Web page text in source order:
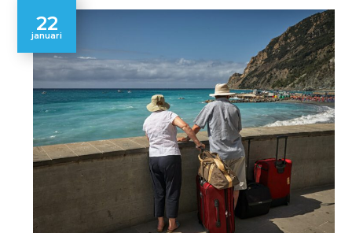
22
januari